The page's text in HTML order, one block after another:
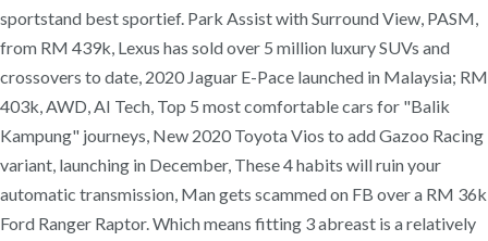
sportstand best sportief. Park Assist with Surround View, PASM,
from RM 439k, Lexus has sold over 5 million luxury SUVs and
crossovers to date, 2020 Jaguar E-Pace launched in Malaysia; RM
403k, AWD, AI Tech, Top 5 most comfortable cars for "Balik
Kampung" journeys, New 2020 Toyota Vios to add Gazoo Racing
variant, launching in December, These 4 habits will ruin your
automatic transmission, Man gets scammed on FB over a RM 36k
Ford Ranger Raptor. Which means fitting 3 abreast is a relatively